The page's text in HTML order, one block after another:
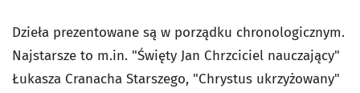
Dzieła prezentowane są w porządku chronologicznym.
Najstarsze to m.in. "Święty Jan Chrzciciel nauczający"
Łukasza Cranacha Starszego, "Chrystus ukrzyżowany"